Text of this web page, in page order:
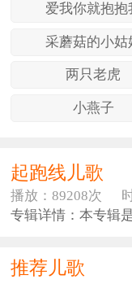
爱我你就抱抱
采蘑菇的小姑
两只老虎
小燕子
起跑线儿歌
播放：89208次
专辑详情：本专辑
兔小贝、兔小美一
推荐儿歌